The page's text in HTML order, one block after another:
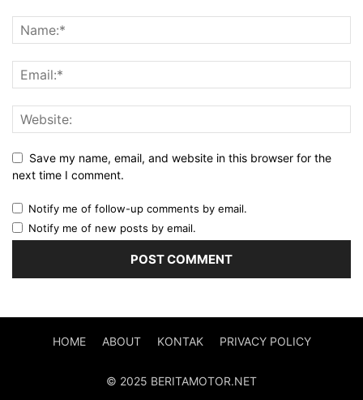
Save my name, email, and website in this browser for the
next time I comment.
Notify me of follow-up comments by email.
Notify me of new posts by email.
HOME ABOUT KONTAK PRIVACY POLICY
© 2025 BERITAMOTOR.NET